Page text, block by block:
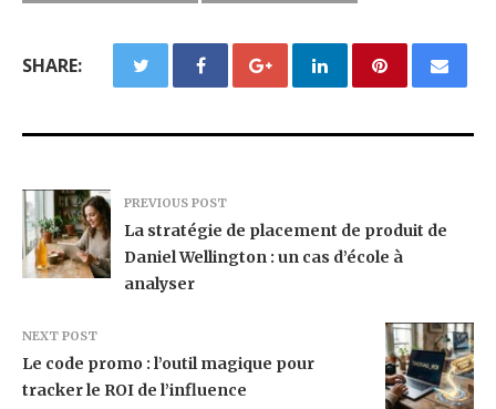
SHARE:
PREVIOUS POST
La stratégie de placement de produit de
Daniel Wellington : un cas d’école à
analyser
NEXT POST
Le code promo : l’outil magique pour
tracker le ROI de l’influence